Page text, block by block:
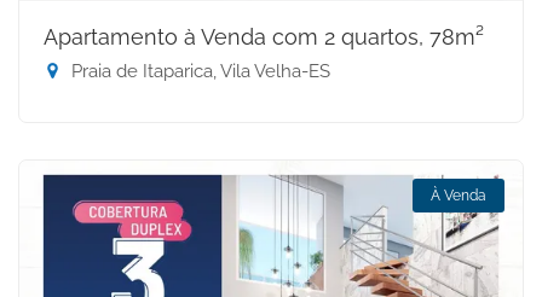
Apartamento à Venda com 2 quartos, 78m²
Praia de Itaparica, Vila Velha-ES
À Venda